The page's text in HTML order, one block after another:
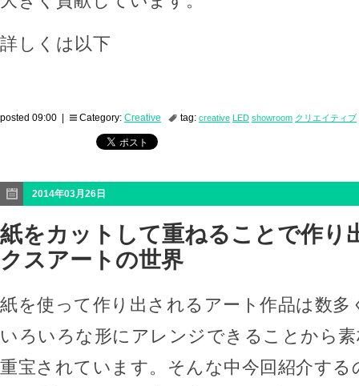
詳しくは以下
posted 09:00 | Category: Creative tag: creative LED showroom クリエイティブ
2014年03月26日
紙をカットして重ねることで作り
クスアートの世界
紙を使って作り出されるアート作品は数多
いろいろな形にアレンジできることから
重宝されています。そんな中今回紹介す